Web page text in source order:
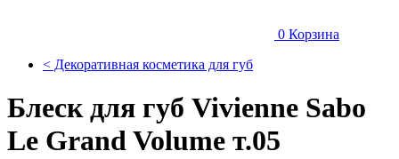
0 Корзина
< Декоративная косметика для губ
Блеск для губ Vivienne Sabo
Le Grand Volume т.05